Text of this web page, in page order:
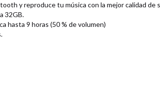
y reproduce tu música con la mejor calidad de
32GB.
hasta 9 horas (50 % de volumen)